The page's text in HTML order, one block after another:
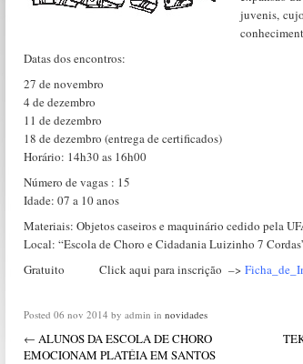
juvenis,
Datas dos encontros:
27 de novembro
4 de dezembro
11 de dezembro
18 de dezembro (entrega de certificados)
Horário: 14h30 as 16h00
Número de vagas : 15
Idade: 07 a 10 anos
Materiais: Objetos caseiros e maquinário cedido pela
Local: “Escola de Choro e Cidadania Luizinho 7
Gratuito Click aqui para inscrição –>
Posted 06 nov 2014 by admin in novidades
← ALUNOS DA ESCOLA DE CHORO
EMOCIONAM PLATÉIA EM SANTOS